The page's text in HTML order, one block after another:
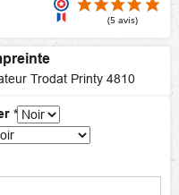
Trodat Printy 4810
*